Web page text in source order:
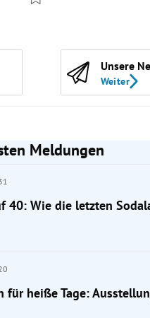
Unsere
Weiter
Meldungen
40: Wie die letzten
für heiße Tage: